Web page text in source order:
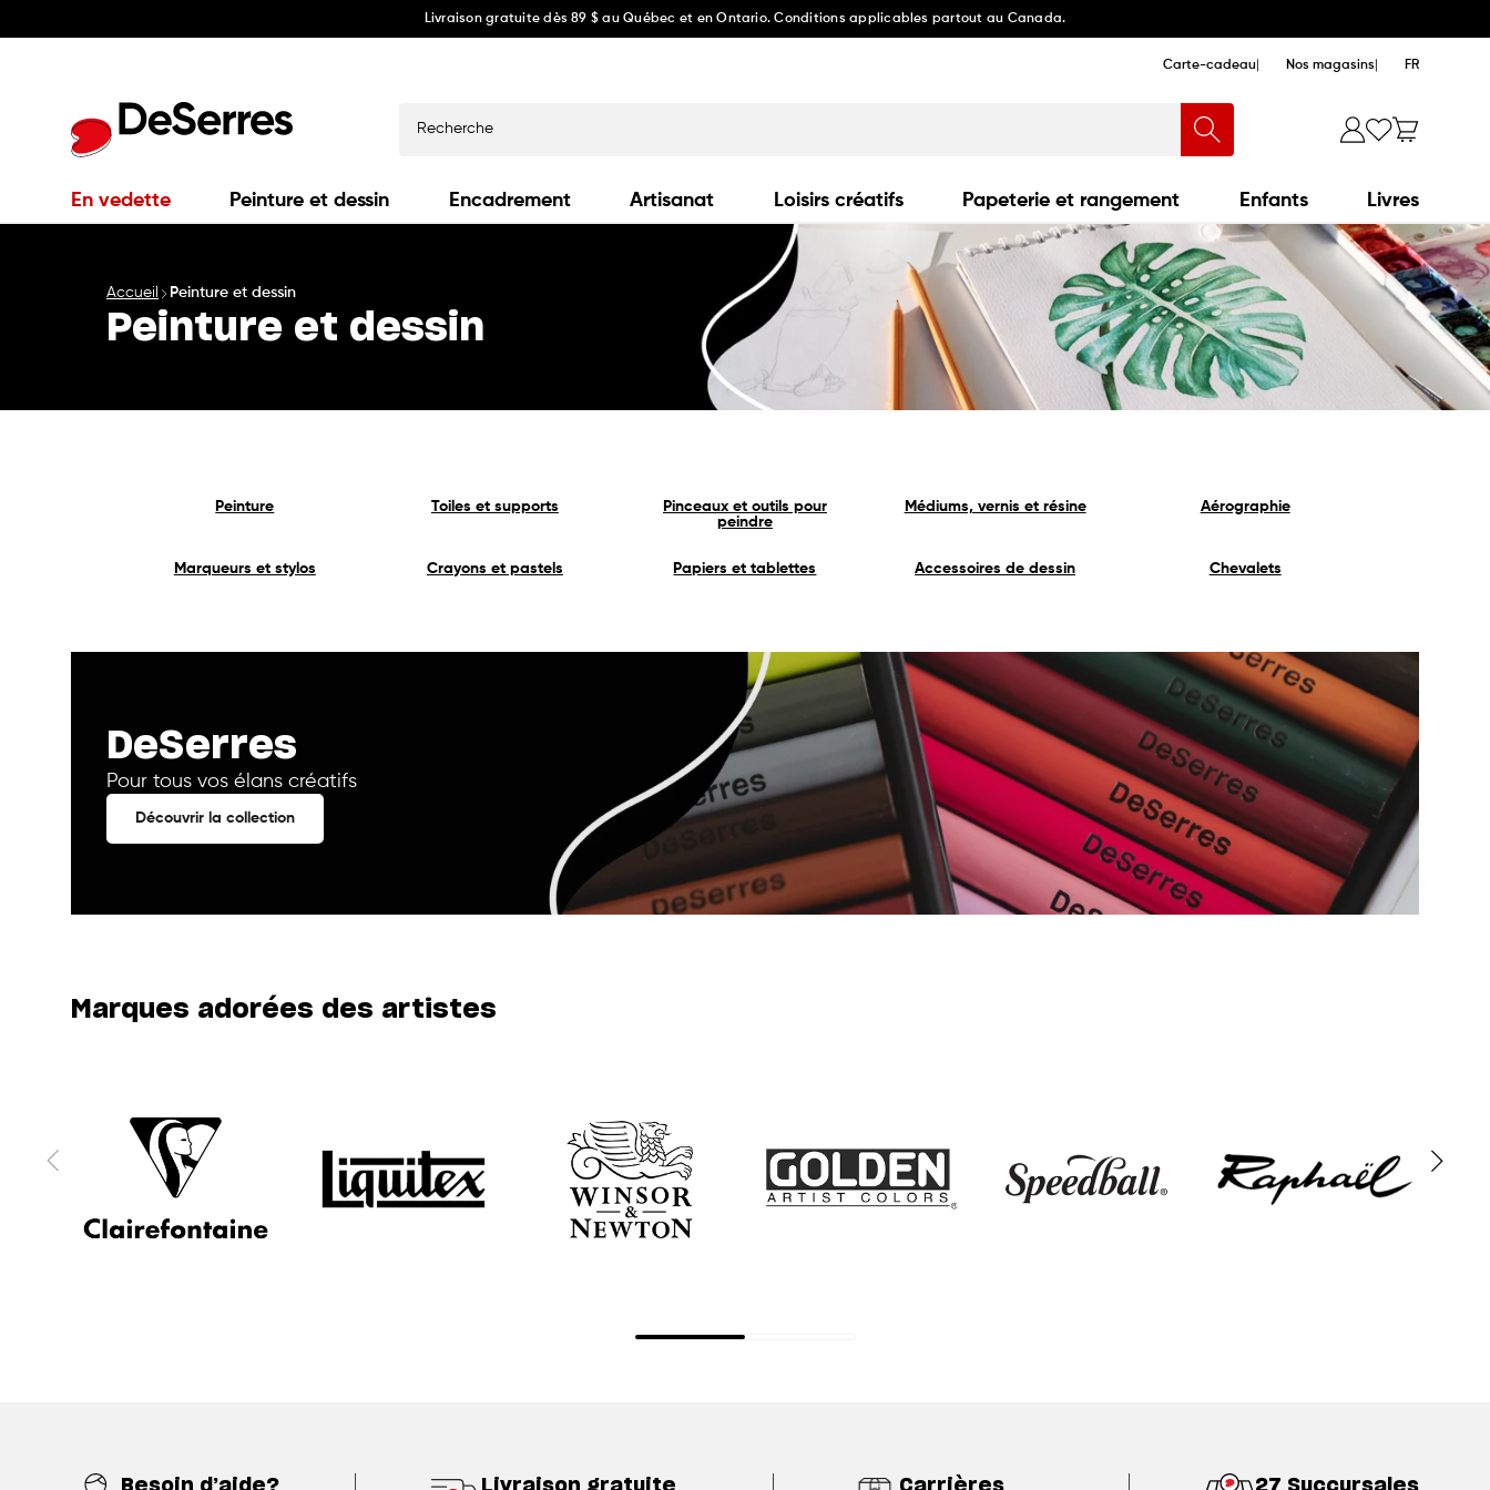
Livraison gratuite dès 89 $ au Québec et en Ontario. Conditions applicables partout au Canada.
Carte-cadeau Nos magasins FR
En vedette Peinture et dessin Encadrement Artisanat Loisirs créatifs Papeterie et rangement Enfants Livres
Accueil Peinture et dessin
Peinture et dessin
Peinture Toiles et supports
Pinceaux et outils pour
peindre
Médiums, vernis et résine Aérographie
Marqueurs et stylos Crayons et pastels Papiers et tablettes Accessoires de dessin Chevalets
DeSerres
Pour tous vos élans créatifs
Découvrir la collection
Marques adorées des artistes